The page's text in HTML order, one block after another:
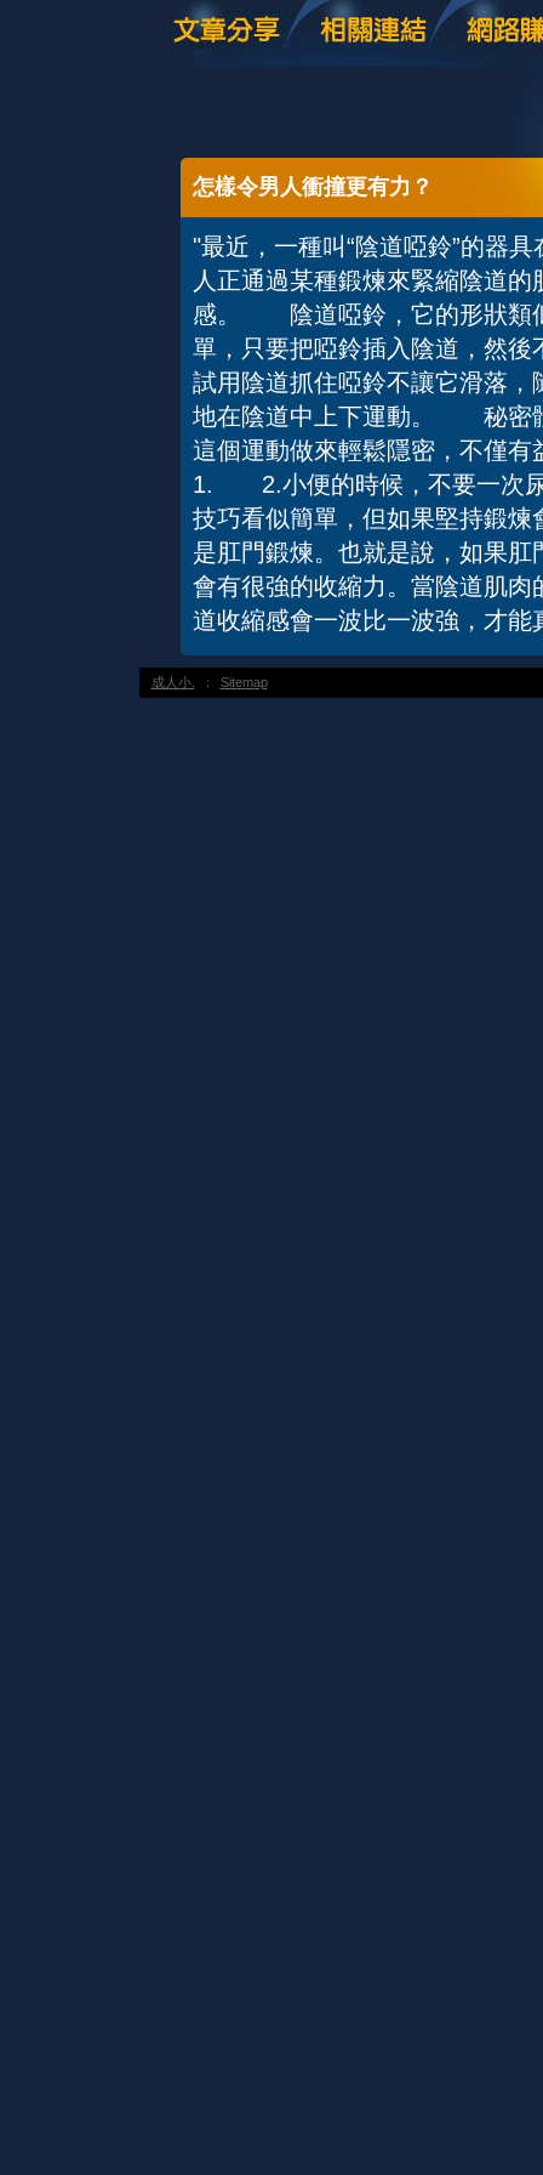
怎樣令男人衝撞更有力？
"最近，一種叫“陰道啞鈴”的器
人正通過某種鍛煉來緊縮陰道
感。 陰道啞鈴，它的形狀類
單，只要把啞鈴插入陰道，然
試用陰道抓住啞鈴不讓它滑落
地在陰道中上下運動。 秘密
這個運動做來輕鬆隱密，不僅
1. 2.小便的時候，不要一次
技巧看似簡單，但如果堅持鍛
是肛門鍛煉。也就是說，如果
會有很強的收縮力。當陰道肌
道收縮感會一波比一波強，才
成人小. ： Sitemap